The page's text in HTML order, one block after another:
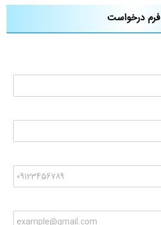
فرم درخواست